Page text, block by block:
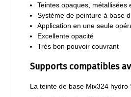
Teintes opaques,
Système de peinture à base
Application en une seule
Excellente opacité
Très bon pouvoir couvrant
Supports compatibles
La teinte de base Mix324 hydro